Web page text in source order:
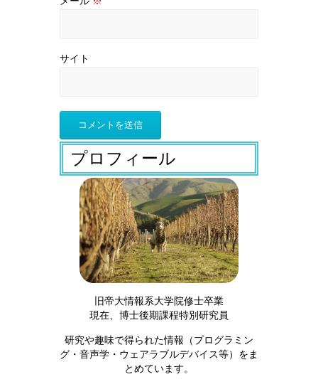
サイト
プロフィール
旧帝大情報系大学院修士卒業
現在、博士後期課程特別研究員
研究や趣味で得られた情報（プログラミン
グ・音声学・ウェアラブルデバイス等）をま
とめています。